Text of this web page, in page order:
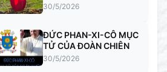
30/5/2026
ĐỨC PHAN-XI-CÔ MỤC
TỬ CỦA ĐOÀN CHIÊN
30/5/2026